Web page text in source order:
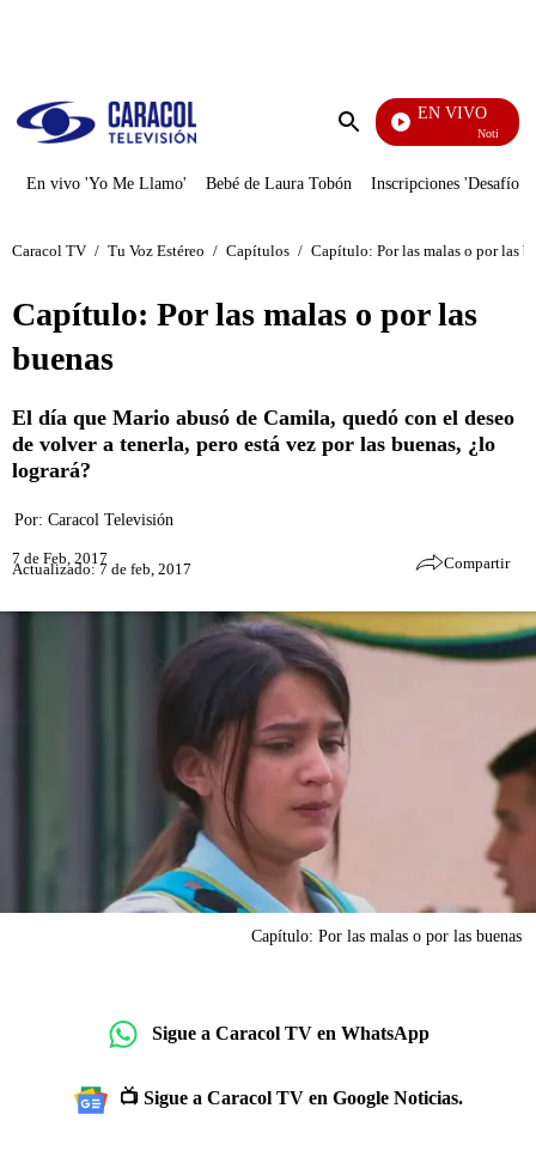
Enviar
EN VIVO
Noticias
En vivo 'Yo Me Llamo' Bebé de Laura Tobón Inscripciones 'Desafío'
Caracol TV / Tu Voz Estéreo / Capítulos / Capítulo: Por las malas o por las
Capítulo: Por las malas o por las
buenas
El día que Mario abusó de Camila, quedó con el deseo
de volver a tenerla, pero está vez por las buenas, ¿lo
logrará?
Por: Caracol Televisión
7 de Feb, 2017
Actualizado: 7 de feb, 2017 Compartir
Capítulo: Por las malas o por las buenas
Sigue a Caracol TV en WhatsApp
📺 Sigue a Caracol TV en Google Noticias.